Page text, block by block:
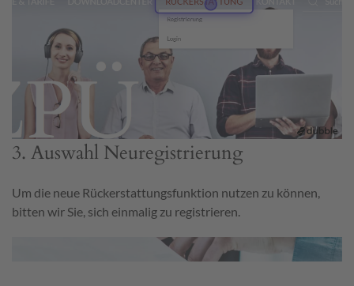
3. Auswahl Neuregistrierung
Um die neue Rückerstattungsfunktion nutzen zu können,
bitten wir Sie, sich einmalig zu registrieren.